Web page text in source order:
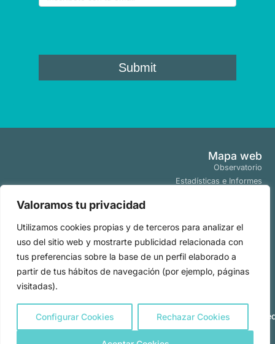
Valoramos tu privacidad
Utilizamos cookies propias y de terceros para analizar el
uso del sitio web y mostrarte publicidad relacionada con
tus preferencias sobre la base de un perfil elaborado a
partir de tus hábitos de navegación (por ejemplo, páginas
visitadas).
Configurar Cookies Rechazar Cookies
Mapa web
Observatorio
Estadísticas e Informes
Tendencias
Políticas
Aviso Legal
Todos los derechos
reservados por
2026
SAO